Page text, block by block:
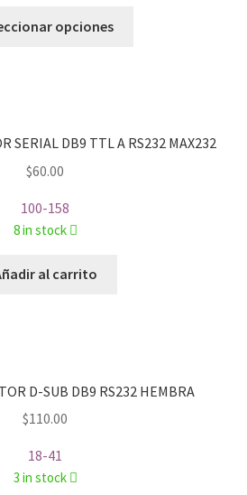
opciones
opciones
SERIAL DB9 TTL A RS232 MAX232
$60.00
100-158
8 in stock
al carrito
D-SUB DB9 RS232 HEMBRA
$110.00
18-41
3 in stock